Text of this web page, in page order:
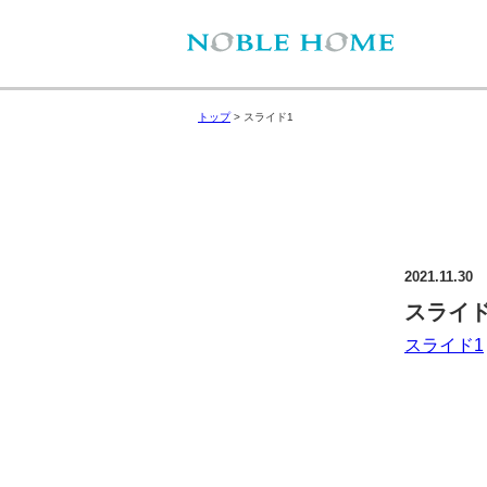
トップ> スライド1
2021.11.30
スライ
スライド1